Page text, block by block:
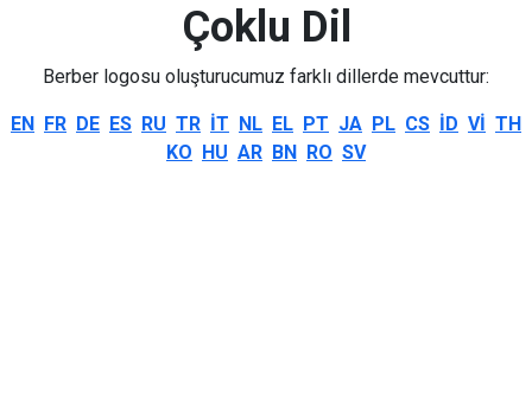
Çoklu Dil
Berber logosu oluşturucumuz farklı dillerde mevcuttur:
EN FR DE ES RU TR IT NL EL PT JA PL CS ID VI TH
KO HU AR BN RO SV